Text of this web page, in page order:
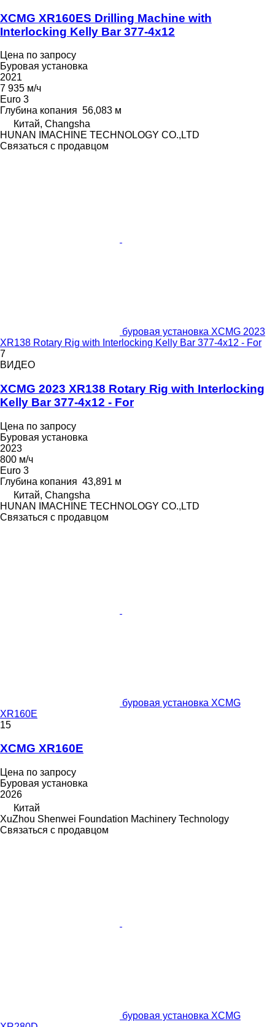
XCMG XR160ES Drilling Machine with
Interlocking Kelly Bar 377-4x12
Цена по запросу
Буровая установка
2021
7 935 м/ч
Euro 3
Глубина копания 56,083 м
Китай, Changsha
HUNAN IMACHINE TECHNOLOGY CO.,LTD
Связаться с продавцом
буровая установка XCMG 2023
XR138 Rotary Rig with Interlocking Kelly Bar 377-4x12 - For
7
ВИДЕО
XCMG 2023 XR138 Rotary Rig with Interlocking
Kelly Bar 377-4x12 - For
Цена по запросу
Буровая установка
2023
800 м/ч
Euro 3
Глубина копания 43,891 м
Китай, Changsha
HUNAN IMACHINE TECHNOLOGY CO.,LTD
Связаться с продавцом
буровая установка XCMG
XR160E
15
XCMG XR160E
Цена по запросу
Буровая установка
2026
Китай
XuZhou Shenwei Foundation Machinery Technology
Связаться с продавцом
буровая установка XCMG